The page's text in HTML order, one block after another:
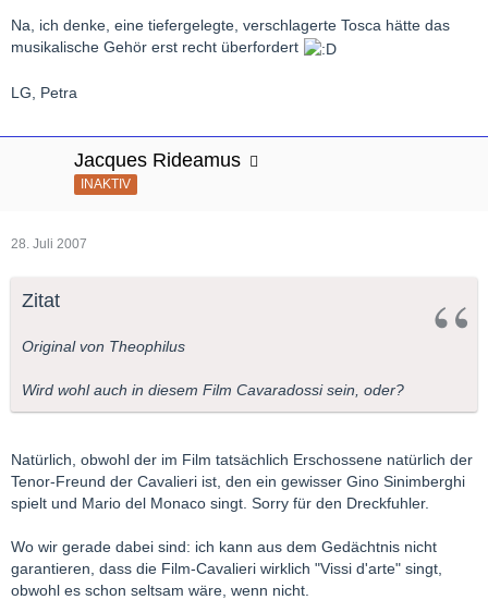
Na, ich denke, eine tiefergelegte, verschlagerte Tosca hätte das
musikalische Gehör erst recht überfordert
LG, Petra
Jacques Rideamus
INAKTIV
28. Juli 2007
Zitat
Original von Theophilus
Wird wohl auch in diesem Film Cavaradossi sein, oder?
Natürlich, obwohl der im Film tatsächlich Erschossene natürlich der
Tenor-Freund der Cavalieri ist, den ein gewisser Gino Sinimberghi
spielt und Mario del Monaco singt. Sorry für den Dreckfuhler.
Wo wir gerade dabei sind: ich kann aus dem Gedächtnis nicht
garantieren, dass die Film-Cavalieri wirklich "Vissi d'arte" singt,
obwohl es schon seltsam wäre, wenn nicht.